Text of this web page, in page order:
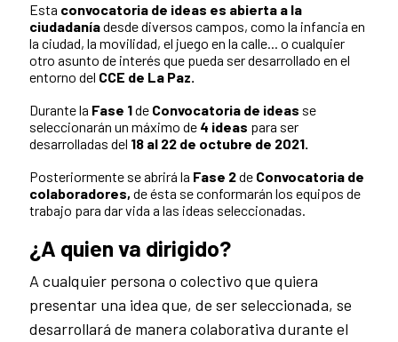
Esta convocatoria de ideas es abierta a la
ciudadaníadesde diversos campos, como la infancia en
la ciudad, la movilidad, el juego en la calle... o cualquier
otro asunto de interés que pueda ser desarrollado en el
entorno del CCE de La Paz.
Durante la Fase 1de Convocatoria de ideas se
seleccionarán un máximo de 4 ideas para ser
desarrolladas del 18 al 22 de octubre de 2021.
Posteriormente se abrirá la Fase 2de Convocatoria de
colaboradores, de ésta se conformarán los equipos de
trabajo para dar vida a las ideas seleccionadas.
¿A quien va dirigido?
A cualquier persona o colectivo que quiera
presentar una idea que, de ser seleccionada, se
desarrollará de manera colaborativa durante el